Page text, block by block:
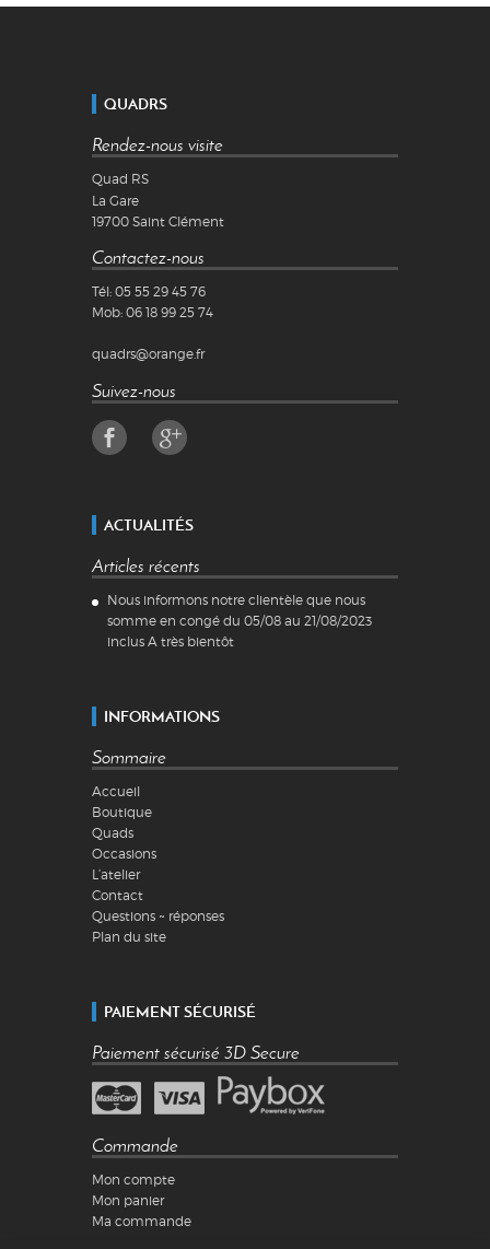
QUADRS
Rendez-nous visite
Quad RS
La Gare
19700 Saint Clément
Contactez-nous
Tél: 05 55 29 45 76
Mob: 06 18 99 25 74
quadrs@orange.fr
Suivez-nous
ACTUALITÉS
Articles récents
Nous informons notre clientèle que nous
somme en congé du 05/08 au 21/08/2023
inclus A très bientôt
INFORMATIONS
Sommaire
Accueil
Boutique
Quads
Occasions
L’atelier
Contact
Questions ~ réponses
Plan du site
PAIEMENT SÉCURISÉ
Paiement sécurisé 3D Secure
Commande
Mon compte
Mon panier
Ma commande